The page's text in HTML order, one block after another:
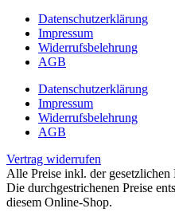
Datenschutzerklärung
Impressum
Widerrufsbelehrung
AGB
Datenschutzerklärung
Impressum
Widerrufsbelehrung
AGB
Vertrag widerrufen
Alle Preise inkl. der gesetzlichen
Die durchgestrichenen Preise
diesem Online-Shop.